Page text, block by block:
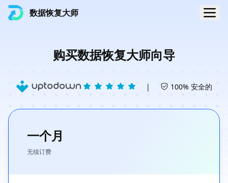
数据恢复大师
购买数据恢复大师向导
| 100% 安全的
一个月
无续订费